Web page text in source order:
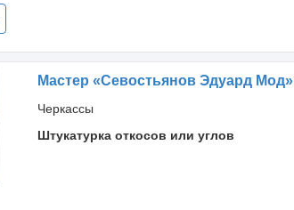
Мастер «Севостьянов Эдуард Мод»
Черкассы
Штукатурка откосов или углов